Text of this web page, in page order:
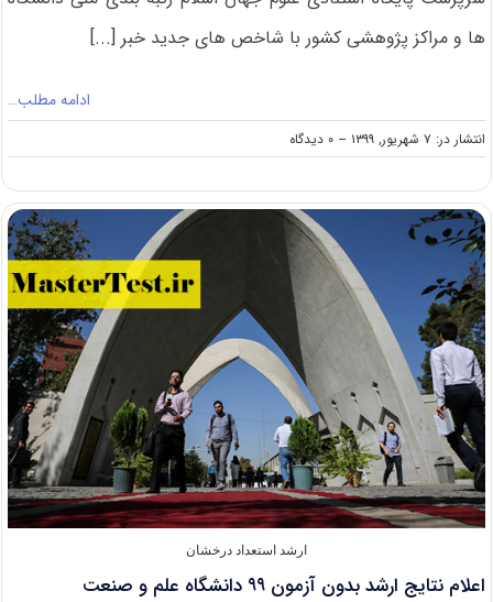
ها و مراکز پژوهشی کشور با شاخص های جدید خبر [...]
ادامه مطلب…
انتشار در: ۷ شهریور, ۱۳۹۹ -- ۰ دیدگاه
on
اعلام
بندی
ملی
ها
و
پژوهشی
کشور
با
شاخص
های
جدید
ارشد استعداد درخشان
اعلام نتایج ارشد بدون آزمون ۹۹ دانشگاه علم و صنعت